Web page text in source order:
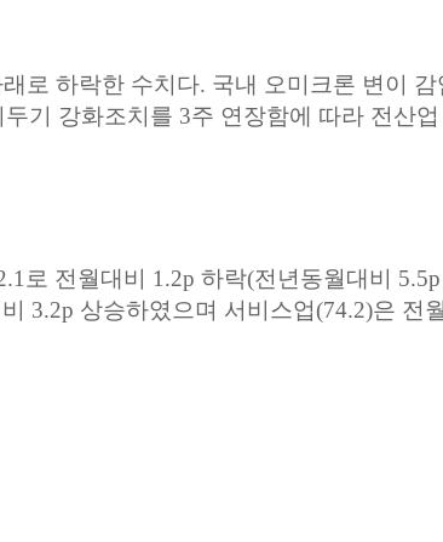
로 하락한 수치다. 국내 오미크론 변이
기 강화조치를 3주 연장함에 따라 전산업
로 전월대비 1.2p 하락(전년동월대비 5.5p
3.2p 상승하였으며 서비스업(74.2)은 전